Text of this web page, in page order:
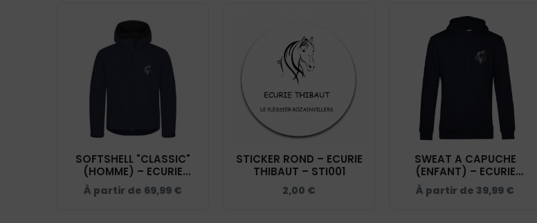
SOFTSHELL "CLASSIC"
(HOMME) – ECURIE
THIBAUT - NAVY -
0200912
À partir de 69,99 €
STICKER ROND – ECURIE
THIBAUT – STI001
2,00 €
SWEAT A CAPUCHE
(ENFANT) – ECURIE
THIBAUT - NAVY - K477
À partir de 39,99 €